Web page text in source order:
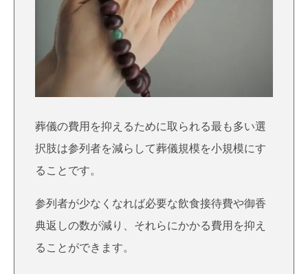
葬儀の費用を抑えるために取られる最も多い選
択肢は参列者を減らして葬儀規模を小規模にす
ることです。
参列者が少なくなれば必要な飲食接待費や御香
典返しの数が減り、それらにかかる費用を抑え
ることができます。